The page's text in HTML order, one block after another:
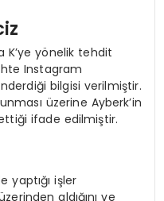
K’ye yönelik tehdit
Instagram
bilgisi verilmiştir.
üzerine Ayberk’in
ifade edilmiştir.
yaptığı işler
aldığını ve